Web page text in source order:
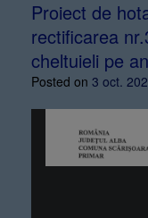
Proiect de
rectificarea
cheltuieli pe
Posted on 3 oct.